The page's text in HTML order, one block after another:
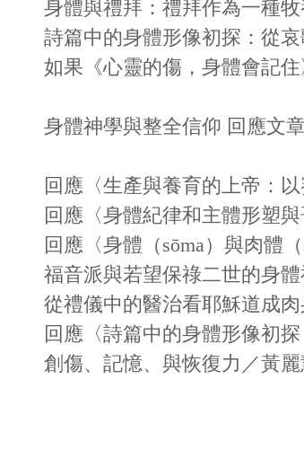
身體與禮拜：禮拜作為一種
詩篇中的身體形像初探：從
如果《心靈的傷，身體會記
身體神學與整全信仰 回應文章
回應〈生產與養育的上帝：
回應〈身體紀律和主體形塑
回應〈身體（sōma）與肉體
福音派與若望保祿二世的身
從禮儀中的醫治看耶穌道成
回應〈詩篇中的身體形像初
創傷、記憶、與恢復力／黃麗